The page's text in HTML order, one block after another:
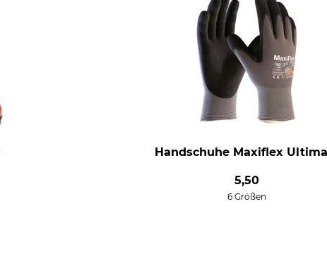
Handschuhe Maxiflex
5,50
6 Größen